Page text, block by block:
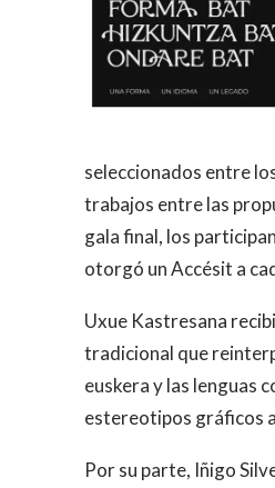
seleccionados entre
trabajos entre las
gala final, los
otorgó un Accésit a
Uxue Kastresana
tradicional que
euskera y las lenguas
estereotipos gráficos
Por su parte, Iñigo